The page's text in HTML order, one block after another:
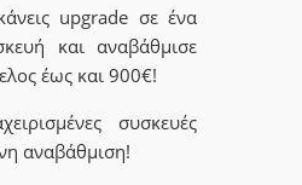
upgrade σε ένα
και αναβάθμισε
έως και 900€!
συσκευές
αναβάθμιση!